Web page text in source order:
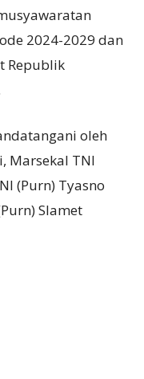
2024-2029 dan
Republik
oleh
Marsekal TNI
(Purn) Tyasno
Slamet